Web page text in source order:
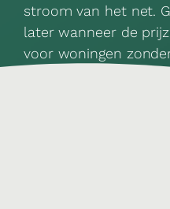
stroom van het net.
later wanneer de
voor woningen